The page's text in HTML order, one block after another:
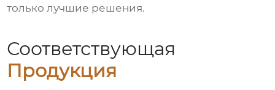
только лучшие решения.
Соответствующая
Продукция